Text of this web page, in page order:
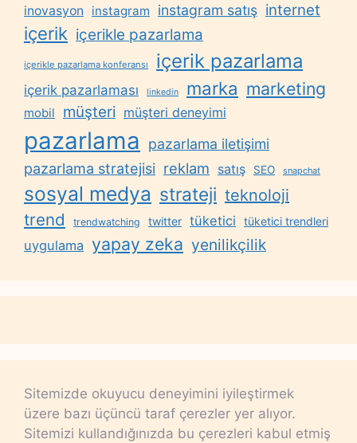
inovasyon instagram instagram satış internet
içerik içerikle pazarlama
içerikle pazarlama konferansı içerik pazarlama
içerik pazarlaması linkedin marka marketing
mobil müşteri müşteri deneyimi
pazarlama
pazarlama iletişimi
pazarlama stratejisi reklam satış SEO snapchat
sosyal medya strateji teknoloji
trend trendwatching twitter tüketici tüketici trendleri
uygulama yapay zeka yenilikçilik
Sitemizde okuyucu deneyimini iyileştirmek
üzere bazı üçüncü taraf çerezler yer alıyor.
Sitemizi kullandığınızda bu çerezleri kabul etmiş